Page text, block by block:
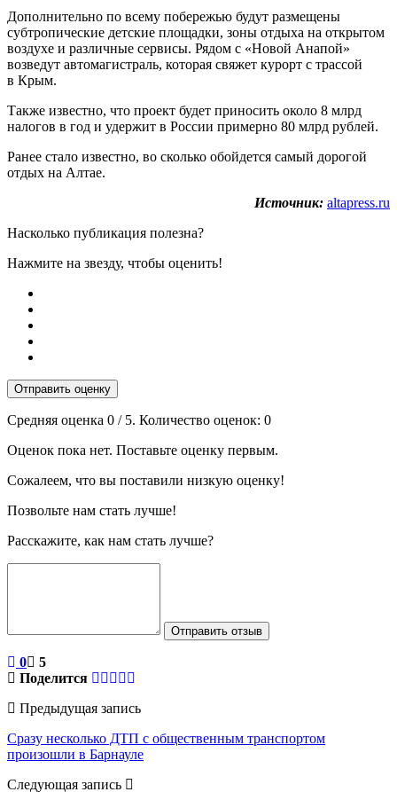
Дополнительно по всему побережью будут размещены
субтропические детские площадки, зоны отдыха на открытом
воздухе и различные сервисы. Рядом с «Новой Анапой»
возведут автомагистраль, которая свяжет курорт с трассой
в Крым.
Также известно, что проект будет приносить около 8 млрд
налогов в год и удержит в России примерно 80 млрд рублей.
Ранее стало известно, во сколько обойдется самый дорогой
отдых на Алтае.
Источник: altapress.ru
Насколько публикация полезна?
Нажмите на звезду, чтобы оценить!
Отправить оценку
Средняя оценка 0 / 5. Количество оценок: 0
Оценок пока нет. Поставьте оценку первым.
Сожалеем, что вы поставили низкую оценку!
Позвольте нам стать лучше!
Расскажите, как нам стать лучше?
Отправить отзыв
0
5
Поделится
Предыдущая запись
Сразу несколько ДТП с общественным транспортом
произошли в Барнауле
Следующая запись